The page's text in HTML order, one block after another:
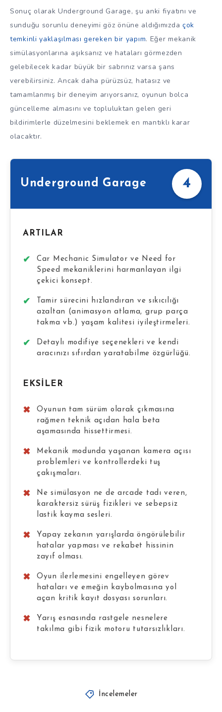
Sonuç olarak Underground Garage, şu anki fiyatını ve
sunduğu sorunlu deneyimi göz önüne aldığımızda çok
temkinli yaklaşılması gereken bir yapım. Eğer mekanik
simülasyonlarına aşıksanız ve hataları görmezden
gelebilecek kadar büyük bir sabrınız varsa şans
verebilirsiniz. Ancak daha pürüzsüz, hatasız ve
tamamlanmış bir deneyim arıyorsanız, oyunun bolca
güncelleme almasını ve topluluktan gelen geri
bildirimlerle düzelmesini beklemek en mantıklı karar
olacaktır.
Underground Garage 4
ARTILAR
Car Mechanic Simulator ve Need for
Speed mekaniklerini harmanlayan ilgi
çekici konsept.
Tamir sürecini hızlandıran ve sıkıcılığı
azaltan (animasyon atlama, grup parça
takma vb.) yaşam kalitesi iyileştirmeleri.
Detaylı modifiye seçenekleri ve kendi
aracınızı sıfırdan yaratabilme özgürlüğü.
EKSILER
Oyunun tam sürüm olarak çıkmasına
rağmen teknik açıdan hala beta
aşamasında hissettirmesi.
Mekanik modunda yaşanan kamera açısı
problemleri ve kontrollerdeki tuş
çakışmaları.
Ne simülasyon ne de arcade tadı veren,
karaktersiz sürüş fizikleri ve sebepsiz
lastik kayma sesleri.
Yapay zekanın yarışlarda öngörülebilir
hatalar yapması ve rekabet hissinin
zayıf olması.
Oyun ilerlemesini engelleyen görev
hataları ve emeğin kaybolmasına yol
açan kritik kayıt dosyası sorunları.
Yarış esnasında rastgele nesnelere
takılma gibi fizik motoru tutarsızlıkları.
İncelemeler